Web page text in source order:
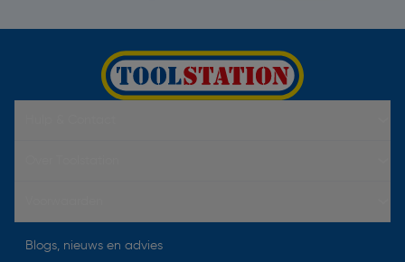
Blogs, nieuws en advies